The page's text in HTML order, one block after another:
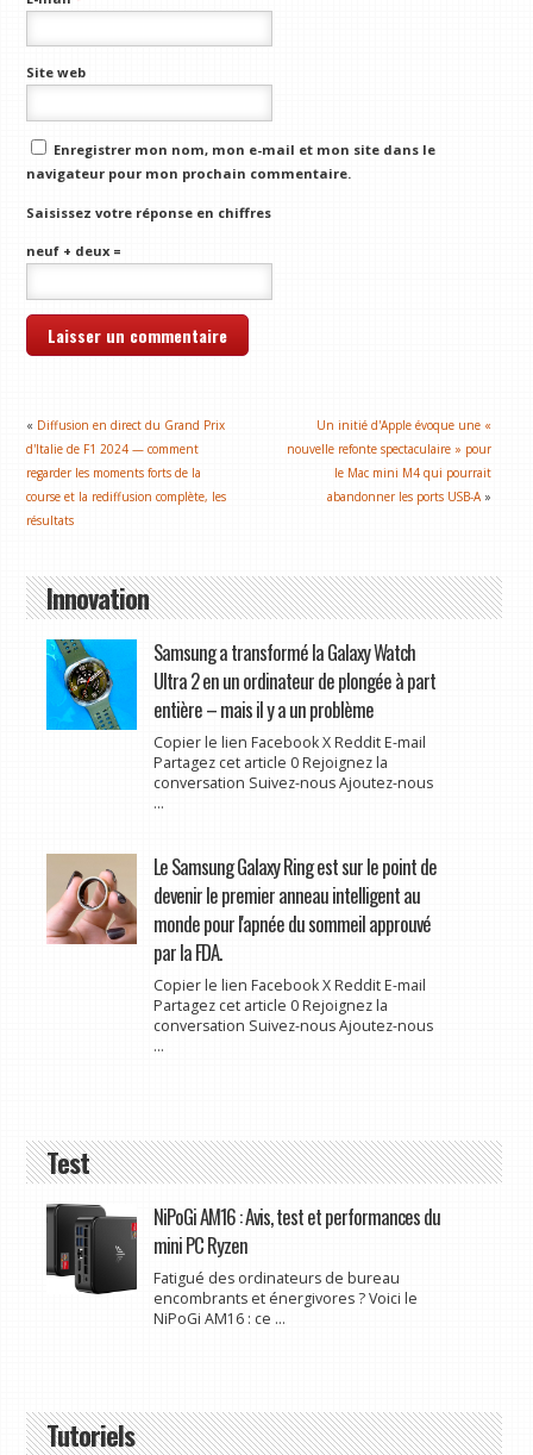
Site web
Enregistrer mon nom, mon e-mail et mon site dans le
navigateur pour mon prochain commentaire.
Saisissez votre réponse en chiffres
neuf + deux =
« Diffusion en direct du Grand Prix
d'Italie de F1 2024 — comment
regarder les moments forts de la
course et la rediffusion complète, les
résultats
Un initié d'Apple évoque une «
nouvelle refonte spectaculaire » pour
le Mac mini M4 qui pourrait
abandonner les ports USB-A »
Innovation
Samsung a transformé la Galaxy Watch
Ultra 2 en un ordinateur de plongée à part
entière – mais il y a un problème
Copier le lien Facebook X Reddit E-mail
Partagez cet article 0 Rejoignez la
conversation Suivez-nous Ajoutez-nous
...
Le Samsung Galaxy Ring est sur le point de
devenir le premier anneau intelligent au
monde pour l'apnée du sommeil approuvé
par la FDA.
Copier le lien Facebook X Reddit E-mail
Partagez cet article 0 Rejoignez la
conversation Suivez-nous Ajoutez-nous
...
Test
NiPoGi AM16 : Avis, test et performances du
mini PC Ryzen
Fatigué des ordinateurs de bureau
encombrants et énergivores ? Voici le
NiPoGi AM16 : ce ...
Tutoriels